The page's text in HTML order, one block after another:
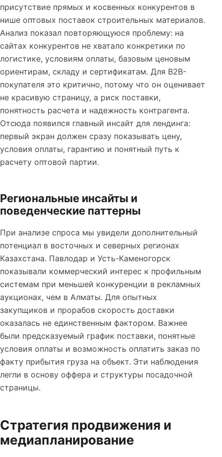
присутствие прямых и косвенных конкурентов в
нише оптовых поставок строительных материалов.
Анализ показал повторяющуюся проблему: на
сайтах конкурентов не хватало конкретики по
логистике, условиям оплаты, базовым ценовым
ориентирам, складу и сертификатам. Для B2B-
покупателя это критично, потому что он оценивает
не красивую страницу, а риск поставки,
понятность расчета и надежность контрагента.
Отсюда появился главный инсайт для лендинга:
первый экран должен сразу показывать цену,
условия оплаты, гарантию и понятный путь к
расчету оптовой партии.
Региональные инсайты и
поведенческие паттерны
При анализе спроса мы увидели дополнительный
потенциал в восточных и северных регионах
Казахстана. Павлодар и Усть-Каменогорск
показывали коммерческий интерес к профильным
системам при меньшей конкуренции в рекламных
аукционах, чем в Алматы. Для опытных
закупщиков и прорабов скорость доставки
оказалась не единственным фактором. Важнее
были предсказуемый график поставки, понятные
условия оплаты и возможность оплатить заказ по
факту прибытия груза на объект. Эти наблюдения
легли в основу оффера и структуры посадочной
страницы.
Стратегия продвижения и
медиапланирование